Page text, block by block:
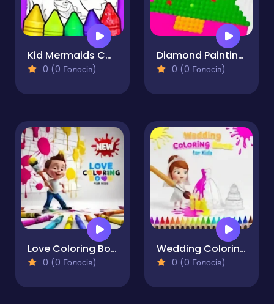
Kid Mermaids Coloring
0 (0 Голосів)
Diamond Painting by Number
0 (0 Голосів)
Love Coloring Book for Kids
0 (0 Голосів)
Wedding Coloring Book for Kids
0 (0 Голосів)